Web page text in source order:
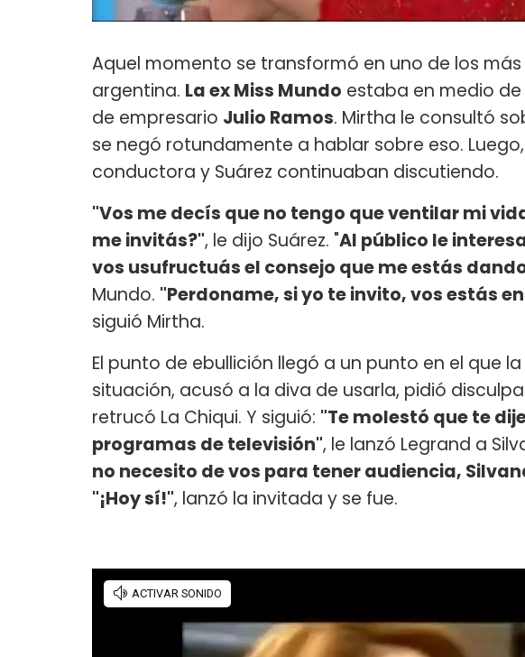
Aquel momento se transformó en uno de los
argentina. La ex Miss Mundo estaba en medio
de empresario Julio Ramos. Mirtha le consultó
se negó rotundamente a hablar sobre eso.
conductora y Suárez continuaban discutiendo.
"Vos me decís que no tengo que ventilar mi
me invitás?", le dijo Suárez. "Al público le
vos usufructuás el consejo que me estás
Mundo. "Perdoname, si yo te invito, vos estás
siguió Mirtha.
El punto de ebullición llegó a un punto en el que
situación, acusó a la diva de usarla, pidió
retrucó La Chiqui. Y siguió: "Te molestó que te
programas de televisión", le lanzó Legrand a
no necesito de vos para tener audiencia,
"¡Hoy sí!", lanzó la invitada y se fue.